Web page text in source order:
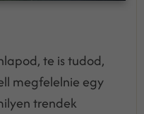
te is tudod,
megfelelnie egy
trendek